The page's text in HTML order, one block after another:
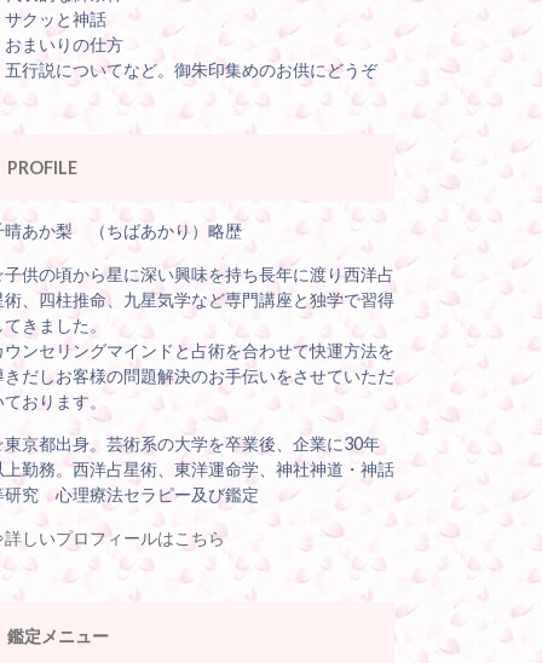
サクッと神話
おまいりの仕方
五行説についてなど。御朱印集めのお供にどうぞ
PROFILE
晴あか梨 （ちばあかり）略歴
供の頃から星に深い興味を持ち長年に渡り西洋占
術、四柱推命、九星気学など専門講座と独学で習得
てきました。
ウンセリングマインドと占術を合わせて快運方法を
きだしお客様の問題解決のお手伝いをさせていただ
ております。
京都出身。芸術系の大学を卒業後、企業に30年
上勤務。西洋占星術、東洋運命学、神社神道・神話
研究 心理療法セラピー及び鑑定
詳しいプロフィールはこちら
鑑定メニュー